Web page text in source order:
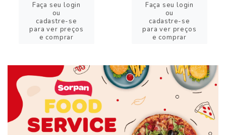
Faça seu login
ou
cadastre-se
para ver preços
e comprar
Faça seu login
ou
cadastre-se
para ver preços
e comprar